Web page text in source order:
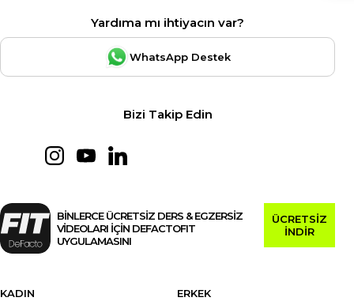
Yardıma mı ihtiyacın var?
WhatsApp Destek
Bizi Takip Edin
BİNLERCE ÜCRETSİZ DERS & EGZERSİZ
VİDEOLARI İÇİN DEFACTOFIT
UYGULAMASINI
ÜCRETSİZ
İNDİR
KADIN
ERKEK